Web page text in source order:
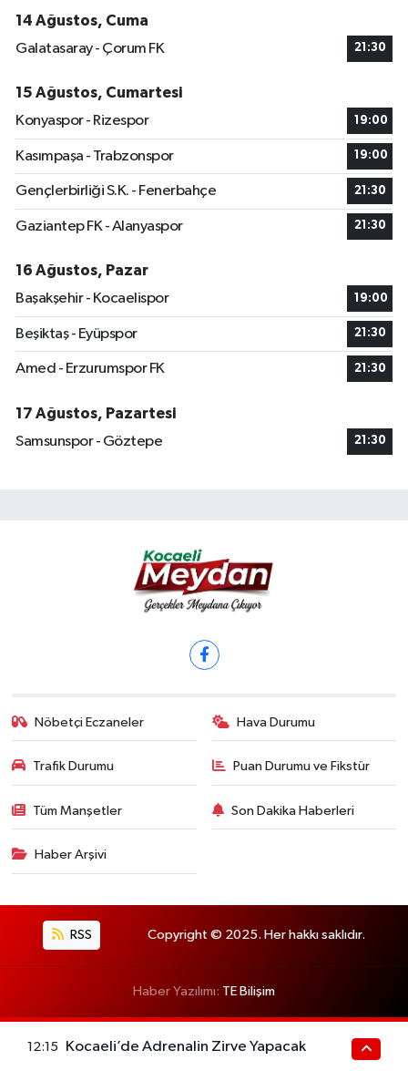
14 Ağustos, Cuma
Galatasaray - Çorum FK
21:30
15 Ağustos, Cumartesi
Konyaspor - Rizespor
19:00
Kasımpaşa - Trabzonspor 19:00
Gençlerbirliği S.K. - Fenerbahçe 21:30
Gaziantep FK - Alanyaspor 21:30
16 Ağustos, Pazar
Başakşehir - Kocaelispor
19:00
Beşiktaş - Eyüpspor 21:30
Amed - Erzurumspor FK 21:30
17 Ağustos, Pazartesi
Samsunspor - Göztepe
21:30
Nöbetçi Eczaneler Hava Durumu
Trafik Durumu Puan Durumu ve Fikstür
Tüm Manşetler Son Dakika Haberleri
Haber Arşivi
RSS Copyright © 2025. Her hakkı saklıdır.
Haber Yazılımı: TE Bilişim
12:15 Kocaeli’de Adrenalin Zirve Yapacak